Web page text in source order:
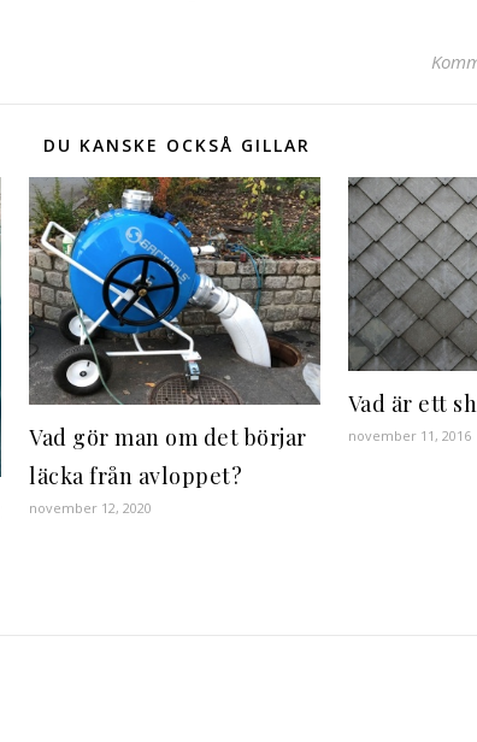
DU KANSKE OCKSÅ GILLAR
Vad gör man om det börjar
läcka från avloppet?
november 12, 2020
Vad är ett
november 11, 2016